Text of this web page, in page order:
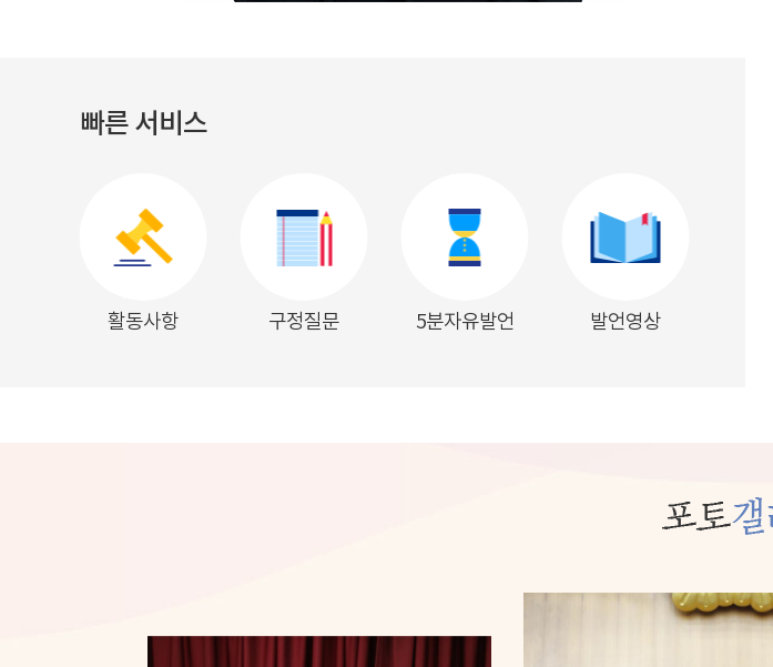
빠른 서비스
활동사항 구정질문 5분자유발언 발언영상